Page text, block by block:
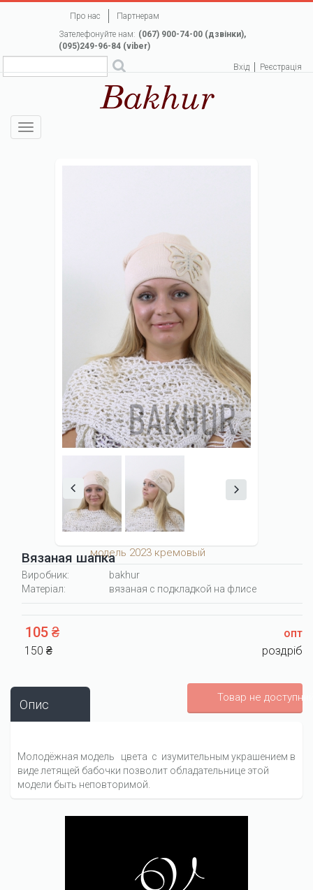
Про нас
Партнерам
Зателефонуйте нам: (067) 900-74-00 (дзвінки),
(095)249-96-84 (viber)
Вхід Реєстрація
Toggle
navigation
Вязаная шапкамодель 2023 кремовый
Виробник:
bakhur
Матеріал:
вязаная с подкладкой на флисе
105 ₴
опт
150 ₴
роздріб
Товар не
Опис
Молодёжная модель цвета с изумительным украшением в
виде летящей бабочки позволит обладательнице этой
модели быть неповторимой.